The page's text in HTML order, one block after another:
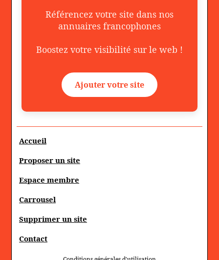
Référencez votre site dans nos
annuaires francophones
Boostez votre visibilité sur le web !
Ajouter votre site
Accueil
Proposer un site
Espace membre
Carrousel
Supprimer un site
Contact